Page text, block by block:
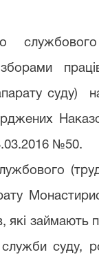
суду)
№50.
які займають
служби суду,